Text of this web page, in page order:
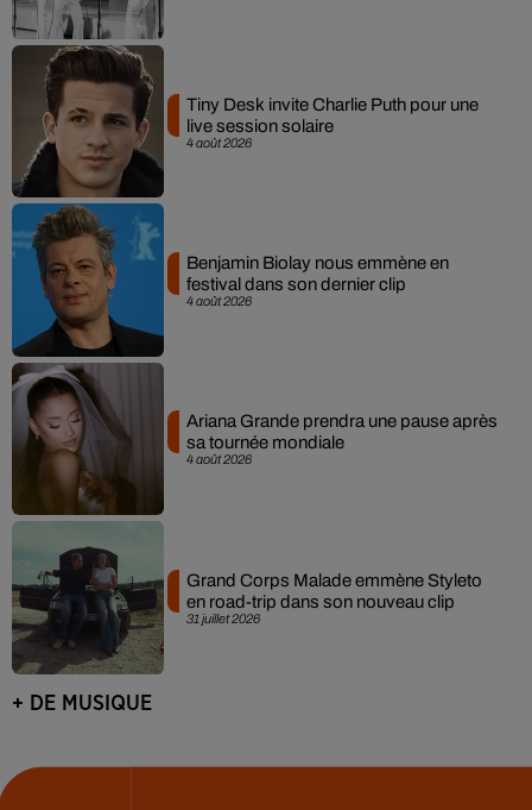
4 août 2026
Tiny Desk invite Charlie Puth pour une
live session solaire
4 août 2026
Benjamin Biolay nous emmène en
festival dans son dernier clip
4 août 2026
Ariana Grande prendra une pause après
sa tournée mondiale
31 juillet 2026
Grand Corps Malade emmène Styleto
en road-trip dans son nouveau clip
+ DE MUSIQUE